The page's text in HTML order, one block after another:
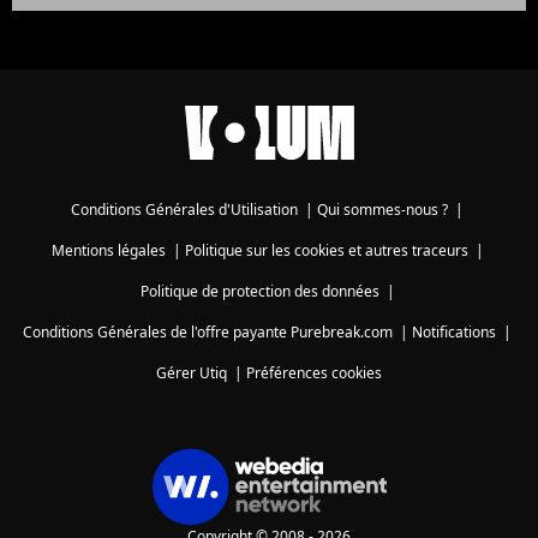
Conditions Générales d'Utilisation | Qui sommes-nous ? |
Mentions légales| Politique sur les cookies et autres traceurs|
Politique de protection des données|
Conditions Générales de l'offre payante Purebreak.com | Notifications |
Gérer Utiq | Préférences cookies